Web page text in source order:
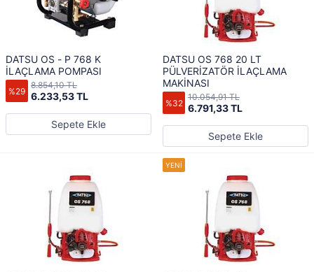
DATSU OS - P 768 K
İLAÇLAMA POMPASI
%29 6.233,53 TL
8.854,10 TL
Sepete Ekle
DATSU OS 768 20 LT
PÜLVERİZATÖR İLAÇLAMA
MAKİNASI
%32 6.791,33 TL
10.054,91 TL
Sepete Ekle